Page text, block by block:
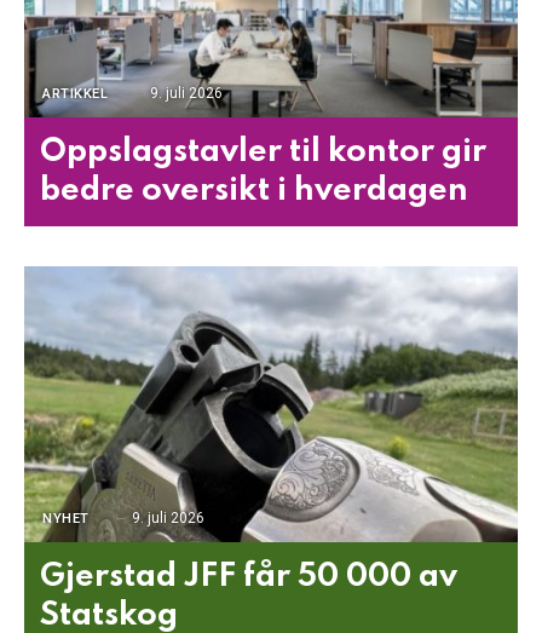
ARTIKKEL 9. juli 2026
Oppslagstavler til kontor gir
bedre oversikt i hverdagen
NYHET 9. juli 2026
Gjerstad JFF får 50 000 av
Statskog